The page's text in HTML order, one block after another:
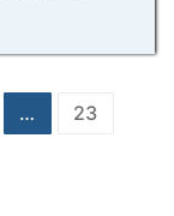
… 23